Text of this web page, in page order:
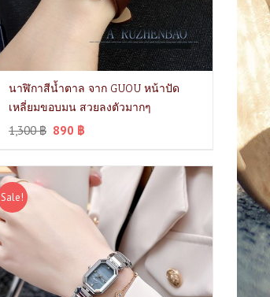
นาฬิกาสีน้ำตาล จาก GUOU หน้าปัด
เหลี่ยมขอบมน สวยลงตัวมากๆ
1,300฿ 890 ฿
Sale!